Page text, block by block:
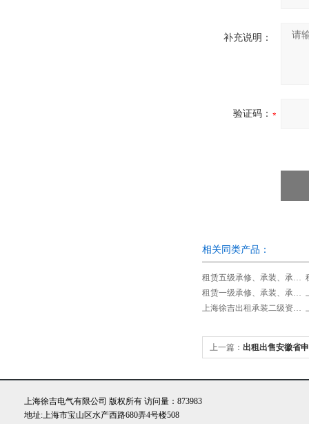
补充说明：
验证码：
相关同类产品：
租赁五级承修、承装、承试类资质试验设备
租赁一级承修、承装、承试类资质试验设备
上海徐吉出租承装二级资质设备
上一篇： 出租出售安徽省
上海徐吉电气有限公司 版权所有 访问量：873983
地址:上海市宝山区水产西路680弄4号楼508